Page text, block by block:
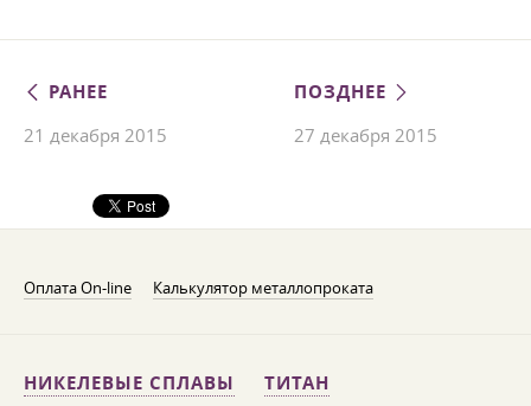
РАНЕЕ
21 декабря 2015
ПОЗДНЕЕ
27 декабря 2015
Оплата On-line Калькулятор металлопроката
НИКЕЛЕВЫЕ СПЛАВЫ ТИТАН